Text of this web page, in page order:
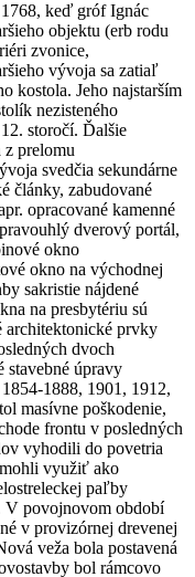
keď gróf Ignác
objektu (erb rodu
zvonice,
vývoja sa zatiaľ
kostola. Jeho najstarším
nezisteného
storočí. Ďalšie
z prelomu
svedčia sekundárne
články, zabudované
opracované kamenné
dverový portál,
okno
okno na východnej
sakristie nájdené
na presbytériu sú
architektonické prvky
dvoch
stavebné úpravy
1888, 1901, 1912,
masívne poškodenie,
frontu v posledných
vyhodili do povetria
využiť ako
paľby
V povojnovom období
v provizórnej drevenej
veža bola postavená
bol rámcovo